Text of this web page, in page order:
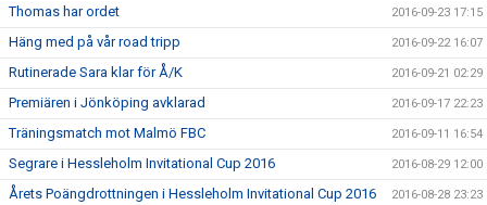
Thomas har ordet 2016-09-23 17:15
Häng med på vår road tripp 2016-09-22 16:07
Rutinerade Sara klar för Å/K 2016-09-21 02:29
Premiären i Jönköping avklarad 2016-09-17 22:23
Träningsmatch mot Malmö FBC 2016-09-11 16:54
Segrare i Hessleholm Invitational Cup 2016 2016-08-29 12:00
Årets Poängdrottningen i Hessleholm Invitational Cup 2016 2016-08-28 23:23